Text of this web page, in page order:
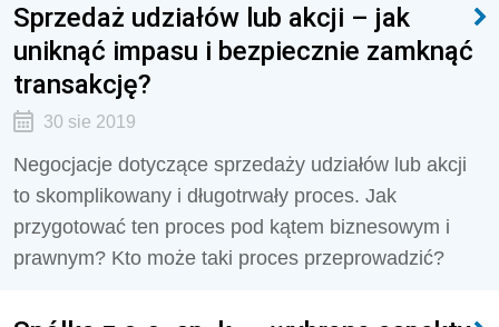
Sprzedaż udziałów lub akcji – jak
uniknąć impasu i bezpiecznie zamknąć
transakcję?
30 sie 2019
Negocjacje dotyczące sprzedaży udziałów lub akcji
to skomplikowany i długotrwały proces. Jak
przygotować ten proces pod kątem biznesowym i
prawnym? Kto może taki proces przeprowadzić?